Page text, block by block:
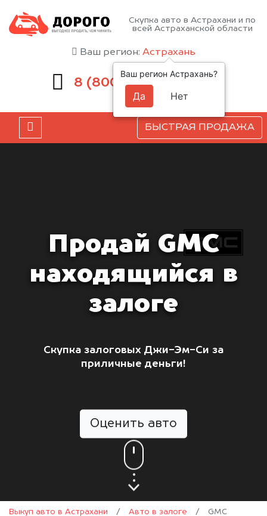
Скупка авто в Астрахани и по
всей Астраханской области
Ваш регион: Астрахань
8 (800)551-81-15
БЫСТРАЯ ПРОДАЖА
Продай GMC
находящийся в
залоге
Скупка залоговых Джи-Эм-Си за
приличные деньги!
Оценить авто
Выкуп авто в Астрахани / Авто в залоге / GMC
Ваш регион Астрахань?
Да Нет